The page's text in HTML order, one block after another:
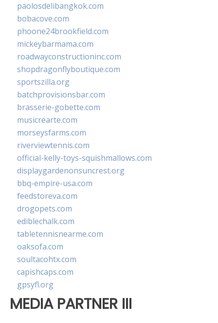
paolosdelibangkok.com
bobacove.com
phoone24brookfield.com
mickeybarmama.com
roadwayconstructioninc.com
shopdragonflyboutique.com
sportszilla.org
batchprovisionsbar.com
brasserie-gobette.com
musicrearte.com
morseysfarms.com
riverviewtennis.com
official-kelly-toys-squishmallows.com
displaygardenonsuncrest.org
bbq-empire-usa.com
feedstoreva.com
drogopets.com
ediblechalk.com
tabletennisnearme.com
oaksofa.com
soultacohtx.com
capishcaps.com
gpsyfl.org
MEDIA PARTNER III